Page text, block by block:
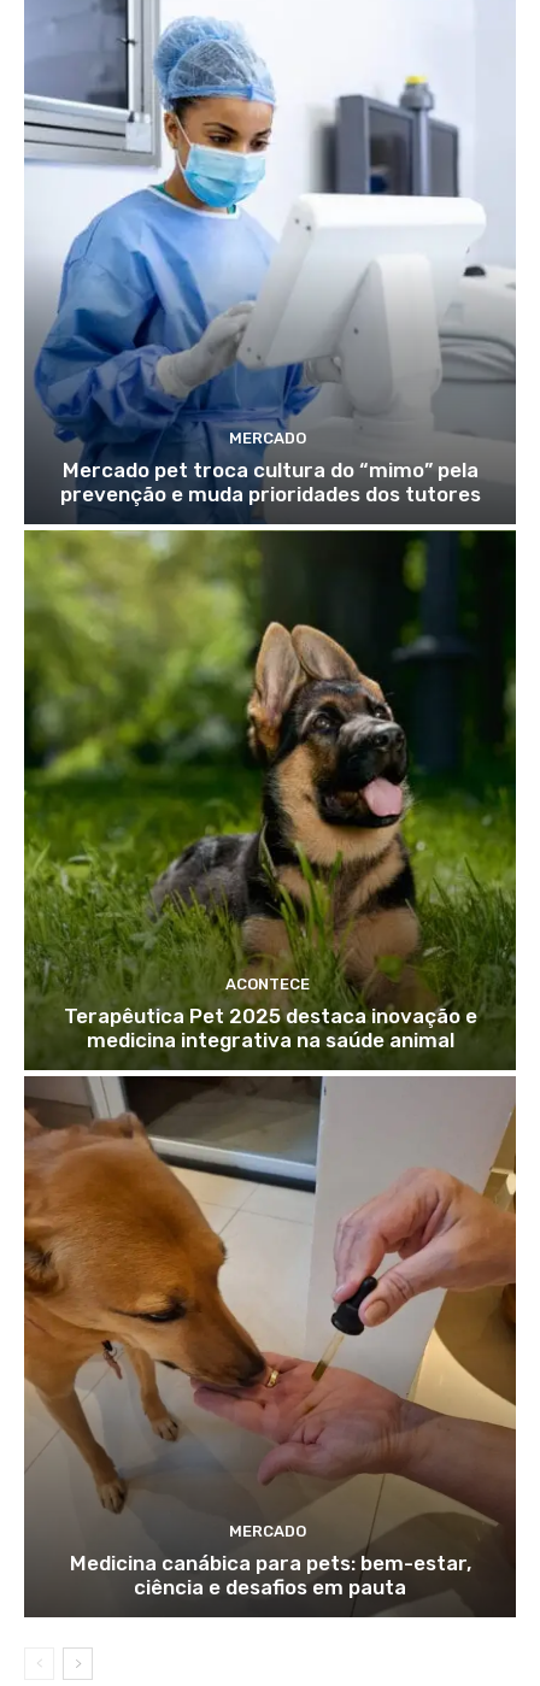
MERCADO
Mercado pet troca cultura do “mimo” pela
prevenção e muda prioridades dos tutores
ACONTECE
Terapêutica Pet 2025 destaca inovação e
medicina integrativa na saúde animal
MERCADO
Medicina canábica para pets: bem-estar,
ciência e desafios em pauta